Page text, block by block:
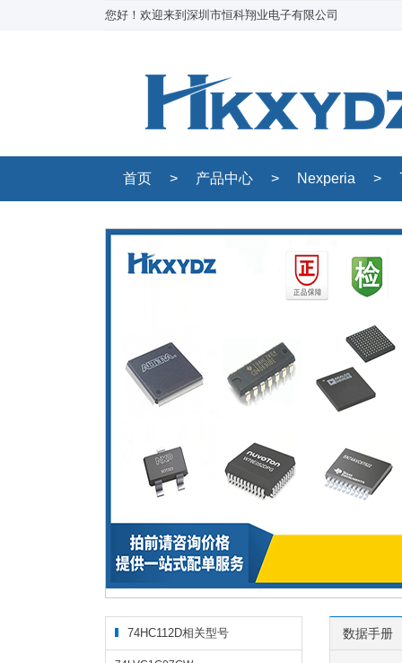
您好！欢迎来到深圳市恒科翔业电子有限公司
首页 > 产品中心 > Nexperia >
74HC112D相关型号 数据手册